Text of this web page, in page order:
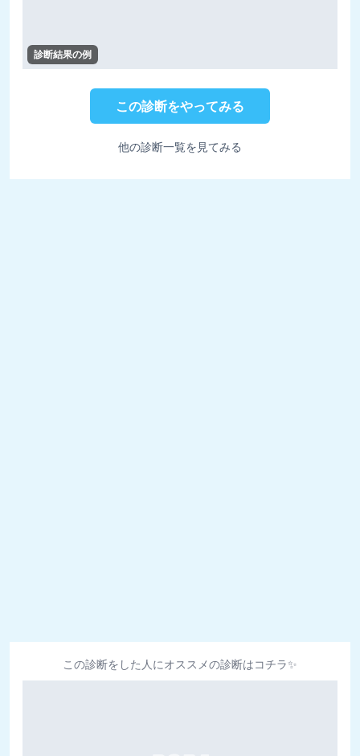
診断結果の例
この診断をやってみる
他の診断一覧を見てみる
この診断をした人にオススメの診断はコチラ✨